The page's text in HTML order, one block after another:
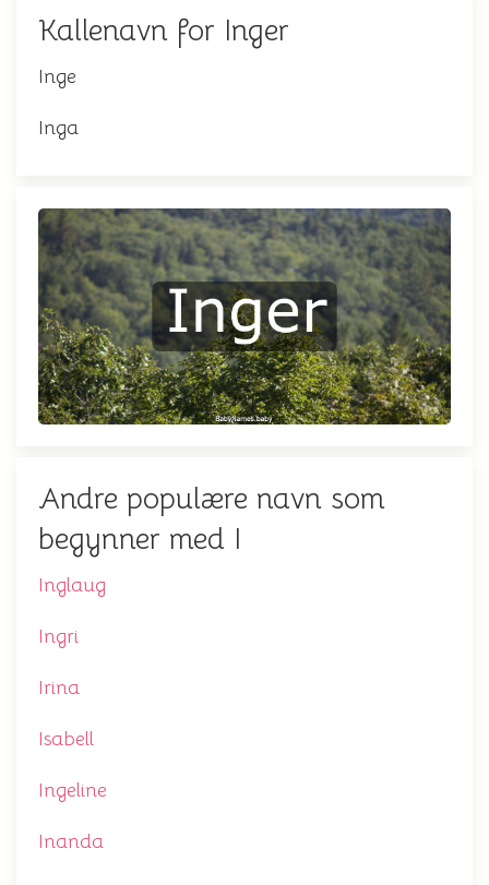
Kallenavn for Inger
Inge
Inga
Andre populære navn som
begynner med I
Inglaug
Ingri
Irina
Isabell
Ingeline
Inanda